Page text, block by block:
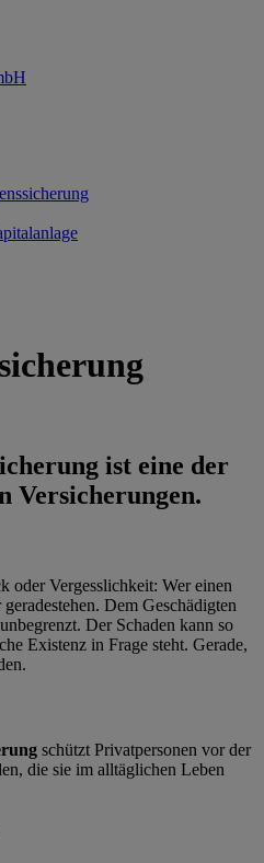
ist eine der
Versicherungen.
oder Vergesslichkeit: Wer einen
Dem Geschädigten
Der Schaden kann so
Existenz in Frage steht. Gerade,
schützt Privatpersonen vor der
die sie im alltäglichen Leben